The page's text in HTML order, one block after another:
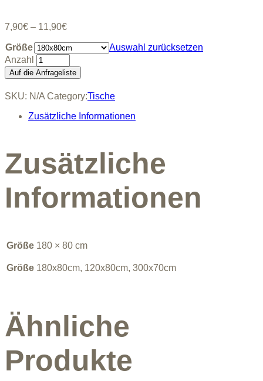
7,90€ – 11,90€Preisspanne:
bis
11,90€
Größe
Auswahl zurücksetzen
Holztisch
rustikal
quantity
Auf die Anfrageliste
SKU: N/A Category:Tische
Zusätzliche Informationen
Zusätzliche
Informationen
Größe 180 × 80 cm
Größe 180x80cm, 120x80cm, 300x70cm
Ähnliche
Produkte